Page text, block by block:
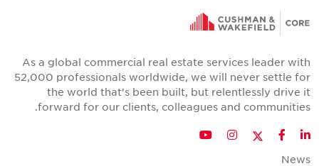
As a global commercial real estate services leader with
52,000 professionals worldwide, we will never settle for
the world that's been built, but relentlessly drive it
forward for our clients, colleagues and communities.
LinkedIn
Facebook
Twitter
Instagram
YouTube
News